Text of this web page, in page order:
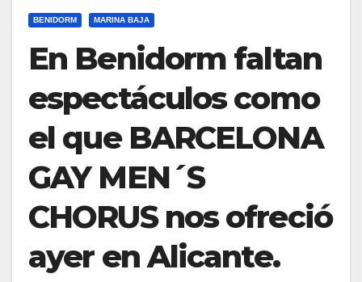
BENIDORM MARINA BAJA
En Benidorm faltan
espectáculos como
el que BARCELONA
GAY MEN´S
CHORUS nos ofreció
ayer en Alicante.